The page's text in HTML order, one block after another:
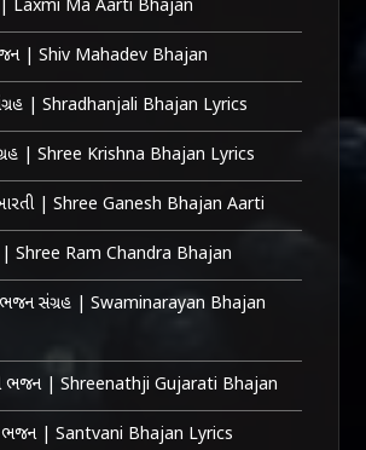
| Laxmi Ma Aarti Bhajan
| Shiv Mahadev Bhajan
| Shradhanjali Bhajan Lyrics
| Shree Krishna Bhajan Lyrics
| Shree Ganesh Bhajan Aarti
| Shree Ram Chandra Bhajan
ભજન સંગ્રહ | Swaminarayan Bhajan
ભજન | Shreenathji Gujarati Bhajan
ભજન | Santvani Bhajan Lyrics